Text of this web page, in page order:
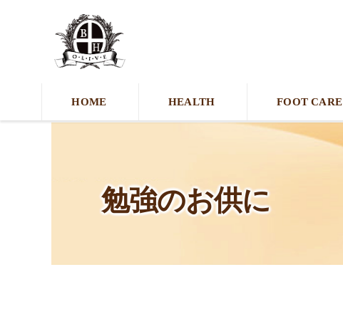
HOME HEALTH FOOT CARE
勉強のお供に